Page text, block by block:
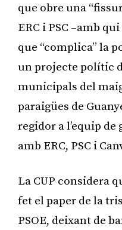
que obre una
ERC i PSC –amb
que “complica” la
un projecte polític
municipals del
paraigües de
regidor a l’equip de
amb ERC, PSC i
La CUP considera
fet el paper de la
PSOE, deixant de